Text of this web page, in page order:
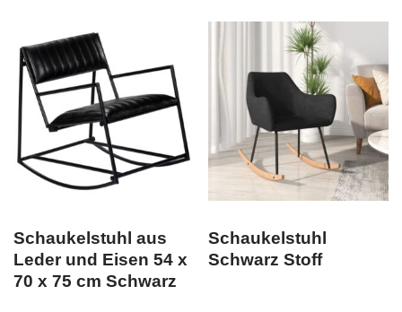
Schaukelstuhl aus
Leder und Eisen 54 x
70 x 75 cm Schwarz
Schaukelstuhl
Schwarz Stoff